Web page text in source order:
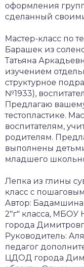
оформления
сделанный
Мастер-класс по
Барашек из
Татьяна
изучением
структурное
№1933),
Предлагаю
тестопластике.
воспитателям,
родителям.
выполнены
младшего
Лепка из глины
класс с
Автор:
2"г" класса,
города
Руководитель:
педагог
ЦДОД города